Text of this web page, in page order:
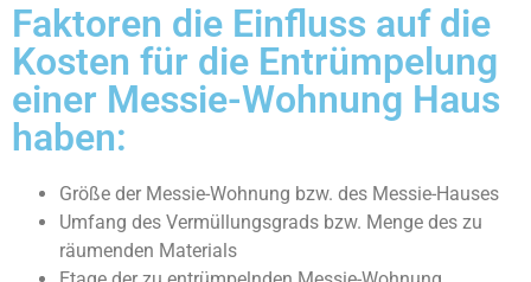
Faktoren die Einfluss auf die
Kosten für die Entrümpelung
einer Messie-Wohnung Haus
haben:
Größe der Messie-Wohnung bzw. des Messie-Hauses
Umfang des Vermüllungsgrads bzw. Menge des zu
räumenden Materials